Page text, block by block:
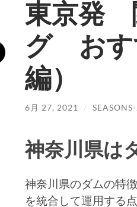
東京発
グ おす
編）
6月 27, 2021 /
神奈川県は
神奈川県のダムの特
を統合して運用する